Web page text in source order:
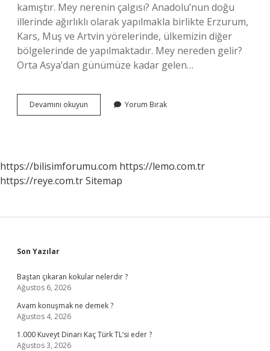
kamıştır. Mey nerenin çalgısı? Anadolu’nun doğu
illerinde ağırlıklı olarak yapılmakla birlikte Erzurum,
Kars, Muş ve Artvin yörelerinde, ülkemizin diğer
bölgelerinde de yapılmaktadır. Mey nereden gelir?
Orta Asya’dan günümüze kadar gelen…
Devamını okuyun
Çalgısını
Yorum Bırak
https://bilisimforumu.com https://lemo.com.tr
https://reye.com.trSitemap
Sidebar
Son Yazılar
Baştan çıkaran kokular nelerdir ?
Ağustos 6, 2026
Avam konuşmak ne demek ?
Ağustos 4, 2026
1.000 Kuveyt Dinarı Kaç Türk TL’si eder ?
Ağustos 3, 2026